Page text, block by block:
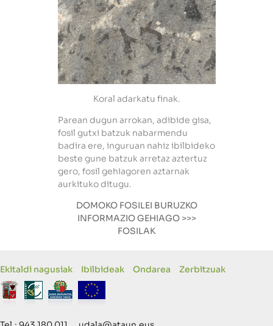
Koral adarkatu finak.
Parean dugun arrokan, adibide gisa,
fosil gutxi batzuk nabarmendu
badira ere, inguruan nahiz ibilbideko
beste gune batzuk arretaz aztertuz
gero, fosil gehiagoren aztarnak
aurkituko ditugu.
DOMOKO FOSILEI BURUZKO
INFORMAZIO GEHIAGO >>>
FOSILAK
Ekitaldi nagusiak Ibilbideak Ondarea Zerbitzuak